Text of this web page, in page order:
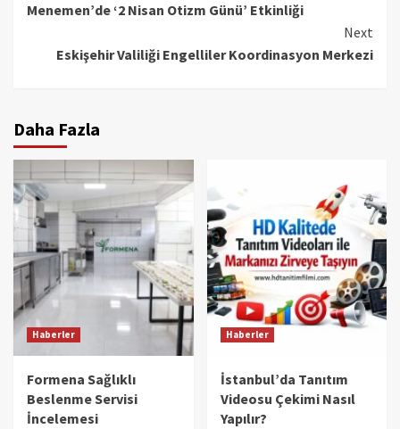
Reading
Menemen’de ‘2 Nisan Otizm Günü’ Etkinliği
Next
Eskişehir Valiliği Engelliler Koordinasyon Merkezi
Daha Fazla
Haberler
Formena Sağlıklı
Beslenme Servisi
İncelemesi
Haberler
İstanbul’da Tanıtım
Videosu Çekimi Nasıl
Yapılır?